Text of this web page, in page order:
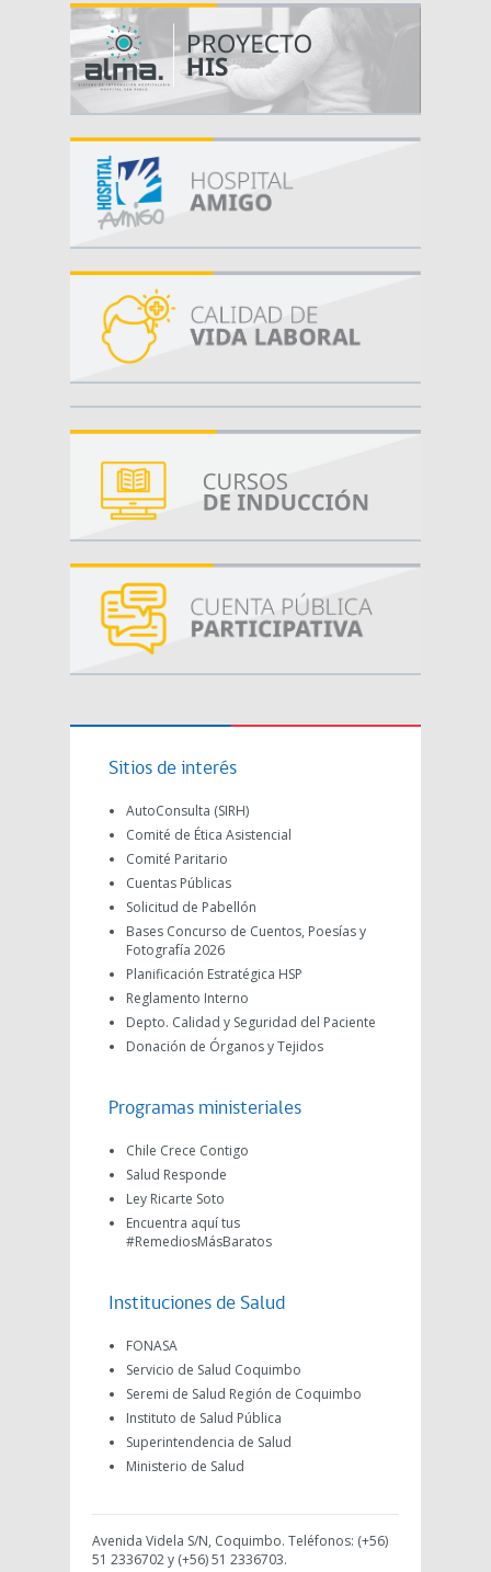
Sitios de interés
AutoConsulta (SIRH)
Comité de Ética Asistencial
Comité Paritario
Cuentas Públicas
Solicitud de Pabellón
Bases Concurso de Cuentos, Poesías y
Fotografía 2026
Planificación Estratégica HSP
Reglamento Interno
Depto. Calidad y Seguridad del Paciente
Donación de Órganos y Tejidos
Programas ministeriales
Chile Crece Contigo
Salud Responde
Ley Ricarte Soto
Encuentra aquí tus
#RemediosMásBaratos
Instituciones de Salud
FONASA
Servicio de Salud Coquimbo
Seremi de Salud Región de Coquimbo
Instituto de Salud Pública
Superintendencia de Salud
Ministerio de Salud
Avenida Videla S/N, Coquimbo. Teléfonos: (+56)
51 2336702 y (+56) 51 2336703.